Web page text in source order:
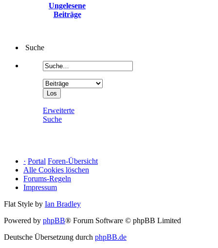
Ungelesene
Beiträge
Suche
Erweiterte
Suche
· Portal Foren-Übersicht
Alle Cookies löschen
Forums-Regeln
Impressum
Flat Style by Ian Bradley
Powered by phpBB® Forum Software © phpBB Limited
Deutsche Übersetzung durch phpBB.de